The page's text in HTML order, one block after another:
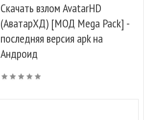
Скачать взлом AvatarHD
(АватарХД) [МОД Mega Pack] -
последняя версия apk на
Андроид